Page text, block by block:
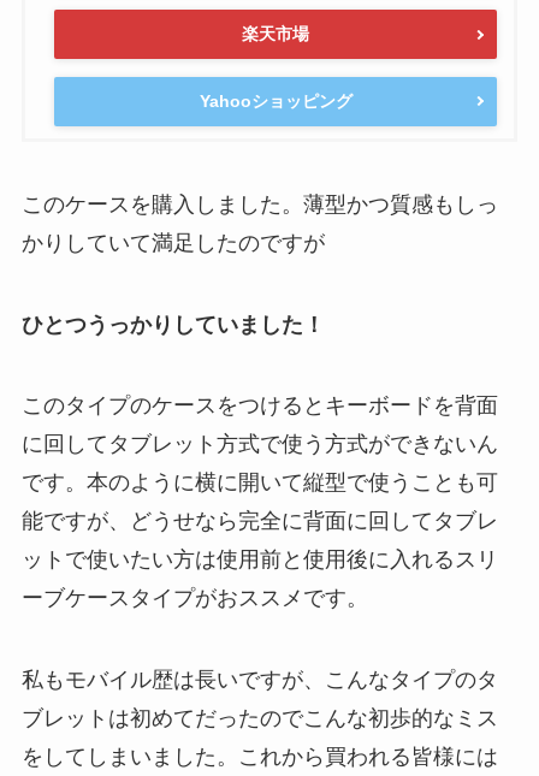
楽天市場
Yahooショッピング
このケースを購入しました。薄型かつ質感もしっ
かりしていて満足したのですが
ひとつうっかりしていました！
このタイプのケースをつけるとキーボードを背面
に回してタブレット方式で使う方式ができないん
です。本のように横に開いて縦型で使うことも可
能ですが、どうせなら完全に背面に回してタブレ
ットで使いたい方は使用前と使用後に入れるスリ
ーブケースタイプがおススメです。
私もモバイル歴は長いですが、こんなタイプのタ
ブレットは初めてだったのでこんな初歩的なミス
をしてしまいました。これから買われる皆様には